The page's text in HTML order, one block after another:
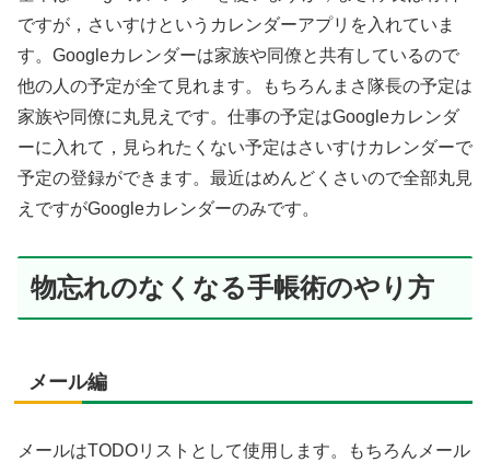
ですが，さいすけというカレンダーアプリを入れていま
す。Googleカレンダーは家族や同僚と共有しているので
他の人の予定が全て見れます。もちろんまさ隊長の予定は
家族や同僚に丸見えです。仕事の予定はGoogleカレンダ
ーに入れて，見られたくない予定はさいすけカレンダーで
予定の登録ができます。最近はめんどくさいので全部丸見
えですがGoogleカレンダーのみです。
物忘れのなくなる手帳術のやり方
メール編
メールはTODOリストとして使用します。もちろんメール